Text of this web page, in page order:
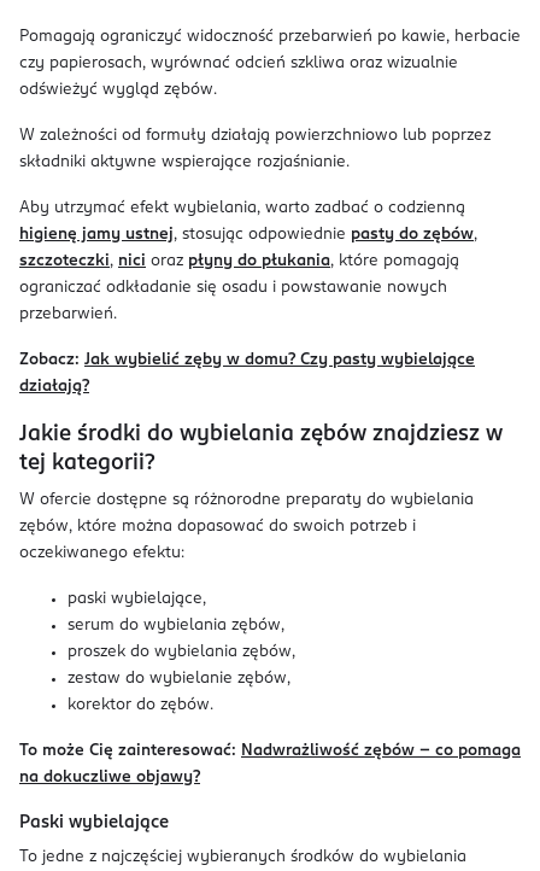
Pomagają ograniczyć widoczność przebarwień po kawie, herbacie
czy papierosach, wyrównać odcień szkliwa oraz wizualnie
odświeżyć wygląd zębów.
W zależności od formuły działają powierzchniowo lub poprzez
składniki aktywne wspierające rozjaśnianie.
Aby utrzymać efekt wybielania, warto zadbać o codzienną
higienę jamy ustnej, stosując odpowiednie pasty do zębów,
szczoteczki, nici oraz płyny do płukania, które pomagają
ograniczać odkładanie się osadu i powstawanie nowych
przebarwień.
Zobacz: Jak wybielić zęby w domu? Czy pasty wybielające
działają?
Jakie środki do wybielania zębów znajdziesz w
tej kategorii?
W ofercie dostępne są różnorodne preparaty do wybielania
zębów, które można dopasować do swoich potrzeb i
oczekiwanego efektu:
paski wybielające,
serum do wybielania zębów,
proszek do wybielania zębów,
zestaw do wybielanie zębów,
korektor do zębów.
To może Cię zainteresować: Nadwrażliwość zębów – co pomaga
na dokuczliwe objawy?
Paski wybielające
To jedne z najczęściej wybieranych środków do wybielania